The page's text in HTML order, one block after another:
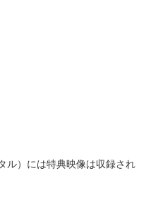
ル）には特典映像は収録され